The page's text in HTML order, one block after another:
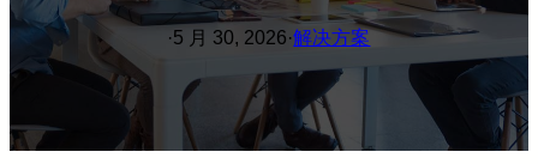
·5 月 30, 2026·解决方案